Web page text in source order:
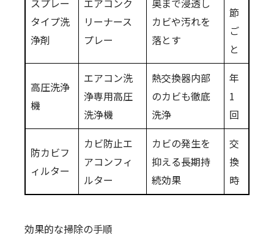
スプレー
タイプ洗
浄剤
エアコンク
リーナース
プレー
奥まで浸透し
カビや汚れを
落とす
節
ご
と
高圧洗浄
機
エアコン洗
浄専用高圧
洗浄機
熱交換器内部
のカビも徹底
洗浄
年
1
回
防カビフ
ィルター
カビ防止エ
アコンフィ
ルター
カビの発生を
抑える長期持
続効果
交
換
時
効果的な掃除の手順